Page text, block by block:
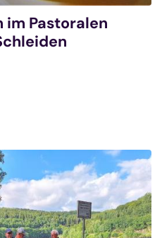
im Pastoralen